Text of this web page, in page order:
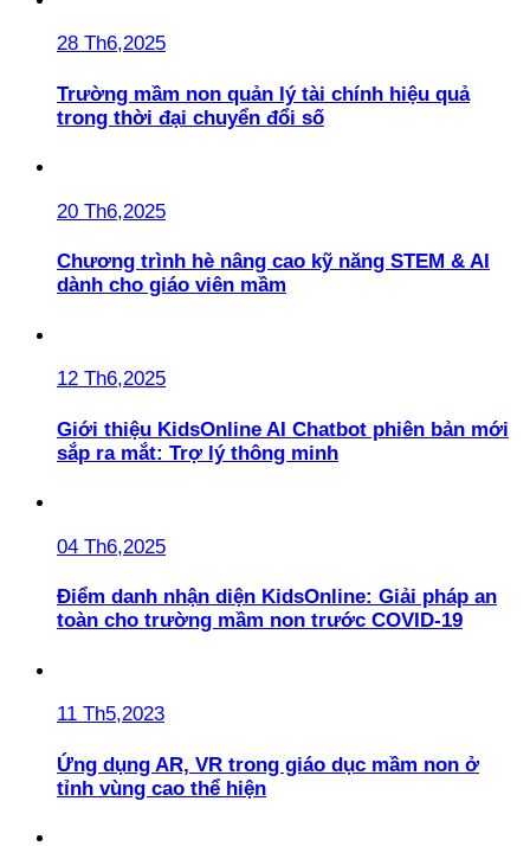
28 Th6,2025
Trường mầm non quản lý tài chính hiệu quả
trong thời đại chuyển đổi số
20 Th6,2025
Chương trình hè nâng cao kỹ năng STEM & AI
dành cho giáo viên mầm
12 Th6,2025
Giới thiệu KidsOnline AI Chatbot phiên bản mới
sắp ra mắt: Trợ lý thông minh
04 Th6,2025
Điểm danh nhận diện KidsOnline: Giải pháp an
toàn cho trường mầm non trước COVID-19
11 Th5,2023
Ứng dụng AR, VR trong giáo dục mầm non ở
tỉnh vùng cao thể hiện